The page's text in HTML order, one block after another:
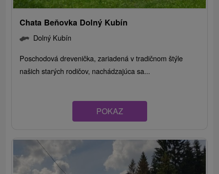
Chata Beňovka Dolný Kubín
Dolný Kubín
Poschodová drevenička, zariadená v tradičnom štýle
našich starých rodičov, nachádzajúca sa...
POKAZ